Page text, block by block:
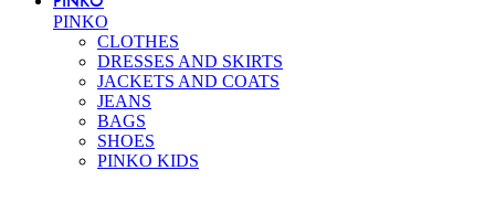
PINKO
CLOTHES
DRESSES AND SKIRTS
JACKETS AND COATS
JEANS
BAGS
SHOES
PINKO KIDS